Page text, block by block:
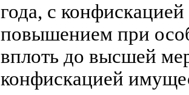
года, с
повышением при
вплоть до высшей
конфискацией